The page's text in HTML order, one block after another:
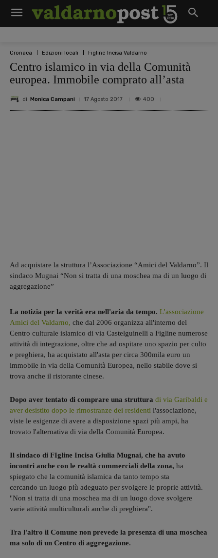
Cronaca Edizioni locali Figline Incisa Valdarno
Centro islamico in via della Comunità
europea. Immobile comprato all’asta
di Monica Campani 17 Agosto 2017 400
Ad acquistare la struttura l’Associazione “Amici del Valdarno”. Il
sindaco Mugnai “Non si tratta di una moschea ma di un luogo di
aggregazione”
La notizia per la verità era nell'aria da tempo. L'associazione
Amici del Valdarno, che dal 2006 organizza all'interno del
Centro culturale islamico di via Castelguinelli a Figline numerose
attività di integrazione, oltre che ad ospitare uno spazio per culto
e preghiera, ha acquistato all'asta per circa 300mila euro un
immobile in via della Comunità Europea, nello stabile dove si
trova anche il ristorante cinese.
Dopo aver tentato di comprare una struttura di via Garibaldi e
aver desistito dopo le rimostranze dei residenti l'associazione,
viste le esigenze di avere a disposizione spazi più ampi, ha
trovato l'alternativa di via della Comunità Europea.
Il sindaco di FIgline Incisa Giulia Mugnai, che ha avuto
incontri anche con le realtà commerciali della zona, ha
spiegato che la comunità islamica da tanto tempo sta
cercando un luogo più adeguato per svolgere le proprie attività.
"Non si tratta di una moschea ma di un luogo dove svolgere
varie attività multiculturali anche di preghiera".
Tra l'altro il Comune non prevede la presenza di una moschea
ma solo di un Centro di aggregazione.